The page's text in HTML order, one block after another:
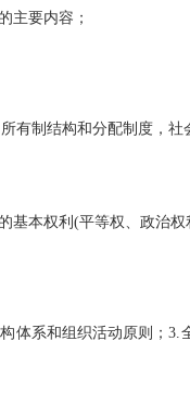
要内容；
制结构和分配制度，社
本权利(平等权、政治权
系和组织活动原则；3.